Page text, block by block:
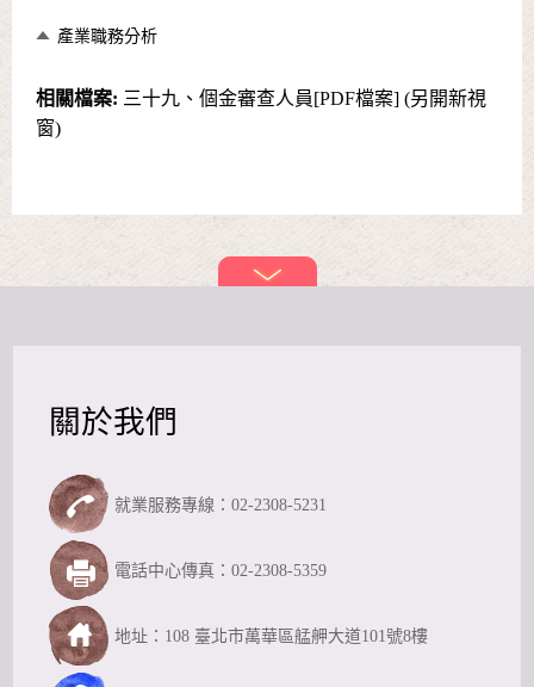
產業職務分析
相關檔案: 三十九、個金審查人員[PDF檔案] (另開新視
窗)
關於我們
就業服務專線：02-2308-5231
電話中心傳真：02-2308-5359
地址：108 臺北市萬華區艋舺大道101號8樓